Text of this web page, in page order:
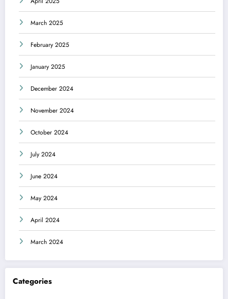
March 2025
February 2025
January 2025
December 2024
November 2024
October 2024
July 2024
June 2024
May 2024
April 2024
March 2024
Categories